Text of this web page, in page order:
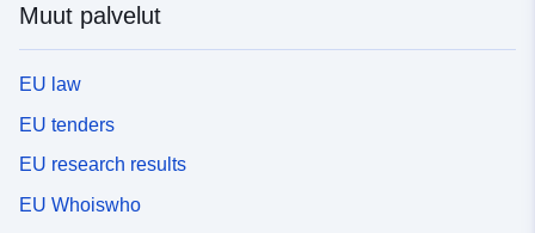
Muut palvelut
EU law
EU tenders
EU research results
EU Whoiswho